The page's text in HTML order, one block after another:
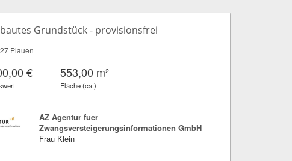
Grundstück - provisionsfrei
Plauen
€ 553,00 m²
Fläche (ca.)
AZ Agentur fuer
Zwangsversteigerungsinformationen GmbH
Frau Klein